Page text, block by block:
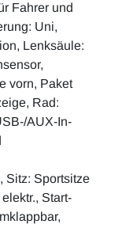
Fahrer und
Uni,
Lenksäule:
vorn, Paket
Rad:
AUX-In-
Sitz: Sportsitze
Start-